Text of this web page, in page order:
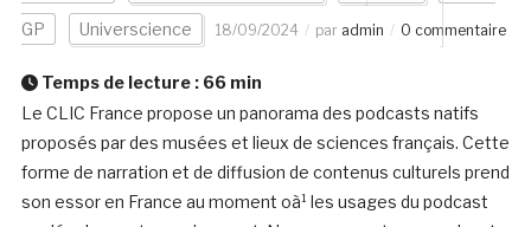
GP Universcience 18/09/2024 par admin 0 commentaire
Temps de lecture : 66 min
Le CLIC France propose un panorama des podcasts natifs
proposés par des musées et lieux de sciences français. Cette
forme de narration et de diffusion de contenus culturels prend
son essor en France au moment oà¹ les usages du podcast